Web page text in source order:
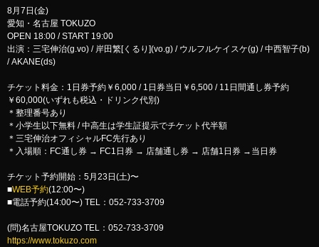
8月7日(金)
愛知・名古屋 TOKUZO
OPEN 18:00 / START 19:00
出演：三宅伸治(g.vo) / 岸田繁[くるり](vo.g) / ウルフルケイスケ(g) / 中西智子(b)
/ AKANE(ds)
チケット料金：1日券予約￥6,000 / 1日券当日￥6,500 / 11日間通し券予約
￥60,000(いずれも税込・ドリンク代別)
＊整理番号あり
＊小学生以下無料 / 中高生は学生証提示でチケット代半額
＊三宅伸治オフィシャルFC先行あり
＊入場順：FC通し券 → FC1日券 → 店舗通し券 → 店舗1日券 →当日券
チケット予約開始：5月23日(土)〜
■WEB予約(12:00〜)
■電話予約(14:00〜) TEL：052-733-3709
(問)名古屋TOKUZO TEL：052-733-3709
https://www.tokuzo.com